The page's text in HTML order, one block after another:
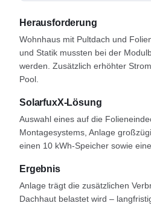
Herausforderung
Wohnhaus mit Pultdach und
und Statik mussten bei der
werden. Zusätzlich erhöhter
Pool.
SolarfuxX-Lösung
Auswahl eines auf die
Montagesystems, Anlage
einen 10 kWh-Speicher sowie
Ergebnis
Anlage trägt die zusätzlichen
Dachhaut belastet wird –